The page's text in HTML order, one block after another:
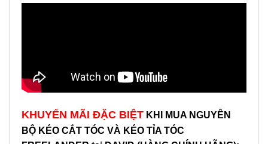
KHUYẾN MÃI ĐẶC BIỆT KHI MUA NGUYÊN
BỘ KÉO CẮT TÓC VÀ KÉO TỈA TÓC